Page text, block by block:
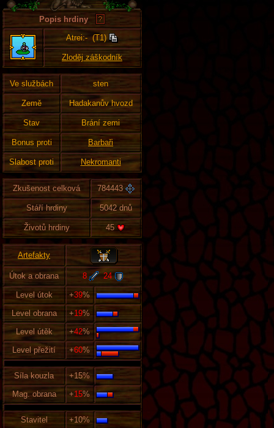
Popis hrdiny
Atrei:- (T1)
Zloděj záškodník
Ve službách sten
Země Hadakanův hvozd
Stav Brání zemi
Bonus proti Barbaři
Slabost proti Nekromanti
Zkušenost celková 784443
Stáří hrdiny 5042 dnů
Životů hrdiny 45
Artefakty
Útok a obrana 8 24
Level útok +39%
Level obrana
+19%
Level útěk
+42%
Level přežití
+60%
Síla kouzla
+15%
Mag. obrana
+15%
Stavitel
+10%